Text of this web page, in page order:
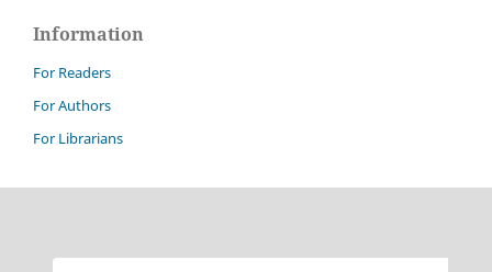
Information
For Readers
For Authors
For Librarians